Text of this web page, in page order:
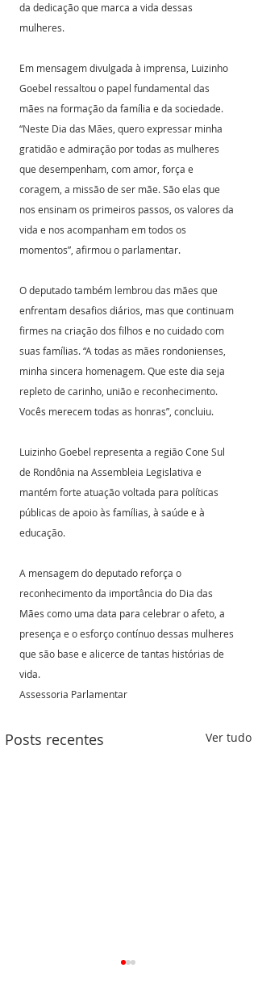
da dedicação que marca a vida dessas
mulheres.
Em mensagem divulgada à imprensa, Luizinho
Goebel ressaltou o papel fundamental das
mães na formação da família e da sociedade.
“Neste Dia das Mães, quero expressar minha
gratidão e admiração por todas as mulheres
que desempenham, com amor, força e
coragem, a missão de ser mãe. São elas que
nos ensinam os primeiros passos, os valores da
vida e nos acompanham em todos os
momentos”, afirmou o parlamentar.
O deputado também lembrou das mães que
enfrentam desafios diários, mas que continuam
firmes na criação dos filhos e no cuidado com
suas famílias. “A todas as mães rondonienses,
minha sincera homenagem. Que este dia seja
repleto de carinho, união e reconhecimento.
Vocês merecem todas as honras”, concluiu.
Luizinho Goebel representa a região Cone Sul
de Rondônia na Assembleia Legislativa e
mantém forte atuação voltada para políticas
públicas de apoio às famílias, à saúde e à
educação.
A mensagem do deputado reforça o
reconhecimento da importância do Dia das
Mães como uma data para celebrar o afeto, a
presença e o esforço contínuo dessas mulheres
que são base e alicerce de tantas histórias de
vida.
Assessoria Parlamentar
Posts recentes Ver tudo